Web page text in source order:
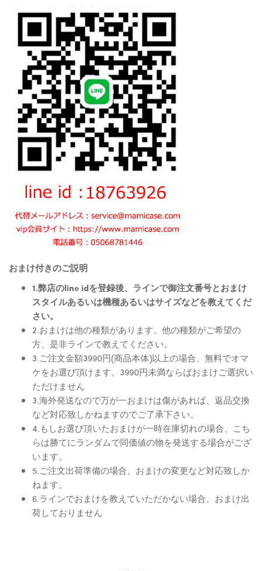
おまけ付きのご説明
1.弊店のline idを登録後、ラインで御注文番号とおまけ
スタイルあるいは機種あるいはサイズなどを教えてくだ
さい。
2.おまけは他の種類があります。他の種類がご希望の
方、是非ラインで教えてください。
3.ご注文金額3990円(商品本体)以上の場合、無料でオマ
ケをお選び頂けます。3990円未満ならばおまけご選択い
ただけません
3.海外発送なので万が一おまけは傷があれば、返品交換
など対応致しかねますのでご了承下さい。
4.もしお選び頂いたおまけが一時在庫切れの場合、こち
らは勝てにランダムで同価値の物を発送する場合がござ
います。
5.ご注文出荷準備の場合、おまけの変更など対応致しか
ねます。
6.ラインでおまけを教えていただかない場合、おまけ出
荷しておりません